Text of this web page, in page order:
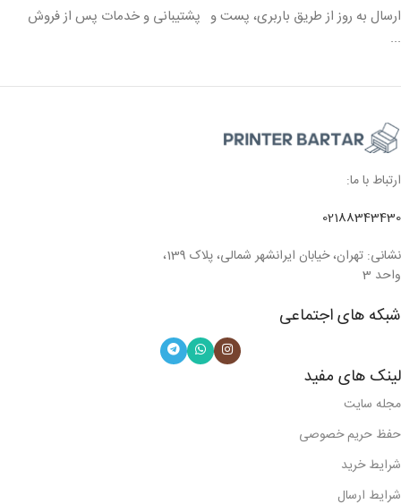
ارسال به روز از طریق باربری، پست و
...
پشتیبانی و خدمات پس از فروش
ارتباط با ما:
02188343430
نشانی: تهران، خیابان ایرانشهر شمالی، پلاک 139،
واحد 3
شبکه های اجتماعی
لینک های مفید
مجله سایت
حفظ حریم خصوصی
شرایط خرید
شرایط ارسال